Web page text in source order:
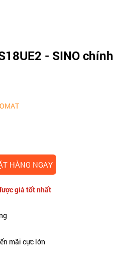
- SINO chính
HÀNG NGAY
giá tốt nhất
mãi cực lớn